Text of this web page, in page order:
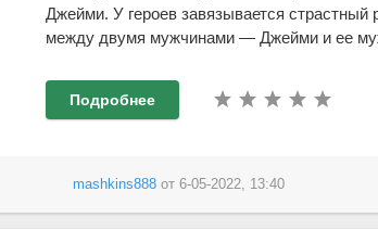
Джейми. У героев завязывается страстный
между двумя мужчинами — Джейми и ее
Подробнее
mashkins888от 6-05-2022, 13:40